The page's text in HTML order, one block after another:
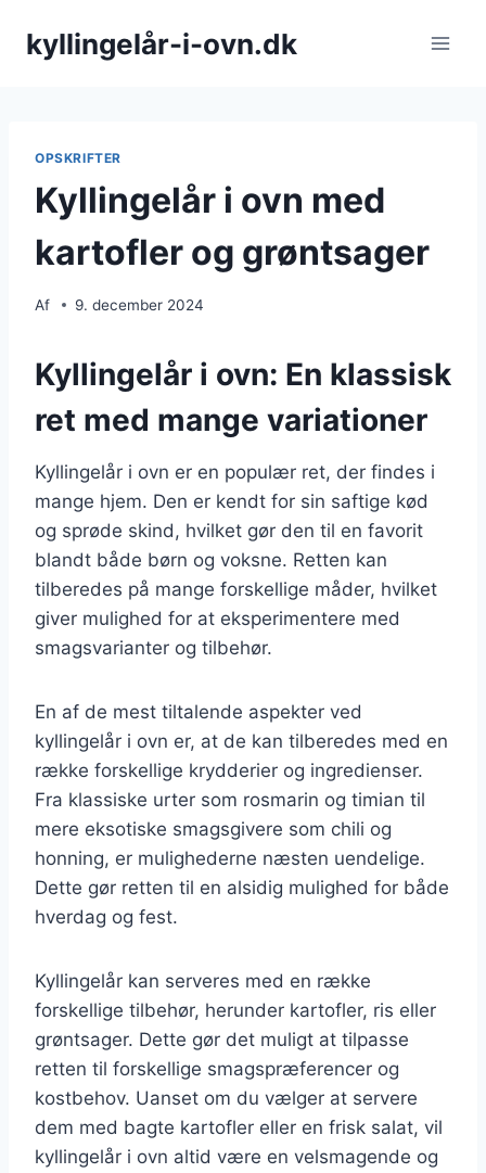
kyllingelår-i-ovn.dk
OPSKRIFTER
Kyllingelår i ovn med
kartofler og grøntsager
Af 9. december 2024
Kyllingelår i ovn: En klassisk
ret med mange variationer
Kyllingelår i ovn er en populær ret, der findes i
mange hjem. Den er kendt for sin saftige kød
og sprøde skind, hvilket gør den til en favorit
blandt både børn og voksne. Retten kan
tilberedes på mange forskellige måder, hvilket
giver mulighed for at eksperimentere med
smagsvarianter og tilbehør.
En af de mest tiltalende aspekter ved
kyllingelår i ovn er, at de kan tilberedes med en
række forskellige krydderier og ingredienser.
Fra klassiske urter som rosmarin og timian til
mere eksotiske smagsgivere som chili og
honning, er mulighederne næsten uendelige.
Dette gør retten til en alsidig mulighed for både
hverdag og fest.
Kyllingelår kan serveres med en række
forskellige tilbehør, herunder kartofler, ris eller
grøntsager. Dette gør det muligt at tilpasse
retten til forskellige smagspræferencer og
kostbehov. Uanset om du vælger at servere
dem med bagte kartofler eller en frisk salat, vil
kyllingelår i ovn altid være en velsmagende og